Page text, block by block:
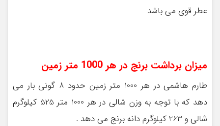
عطر قوی می باشد
میزان برداشت برنج در هر 1000 متر زمین
طارم هاشمی در هر 1000 متر زمین حدود 8 گونی بار می
دهد که با توجه به وزن شالی در هر 1000 متر 525 کیلوگرم
شالی و 263 کیلوگرم دانه برنج می دهد .